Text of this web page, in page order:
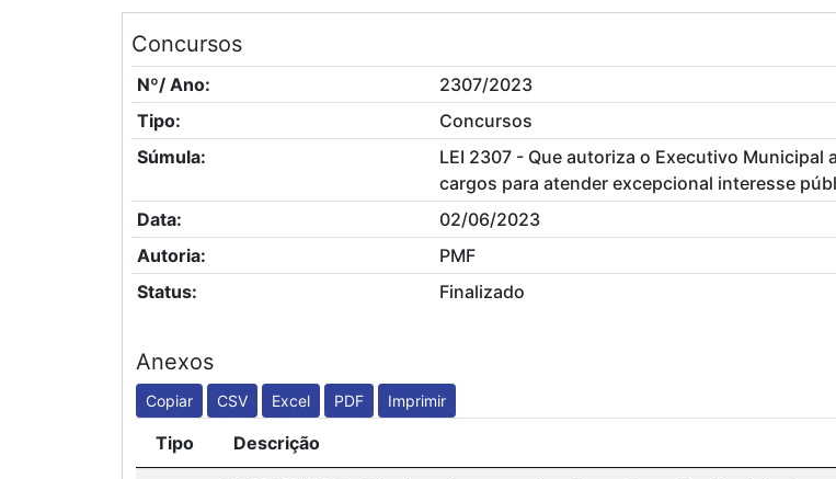
Concursos
Nº/ Ano:
2307/2023
Tipo:
Concursos
Súmula:
LEI 2307 - Que autoriza o Executivo
cargos para atender excepcional interesse
Data:
02/06/2023
Autoria:
PMF
Status:
Finalizado
Anexos
Copiar CSV Excel PDF Imprimir
Tipo Descrição